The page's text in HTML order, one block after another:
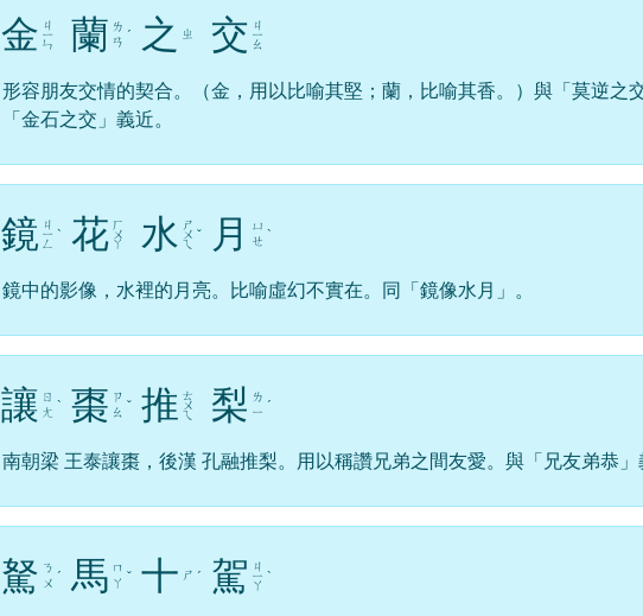
金 ㄐ
ㄧ
ㄣ 蘭 ㄌ
ㄢ ˊ 之 ㄓ 交 ㄐ
ㄧ
ㄠ
形容朋友交情的契合。（金，用以比喻其堅；蘭，比喻其香。）與「莫逆之交
「金石之交」義近。
鏡 ㄐ
ㄧ
ㄥ
ˋ 花 ㄏ
ㄨ
ㄚ 水 ㄕ
ㄨ
ㄟ
ˇ 月
ㄩ
ㄝ ˋ
鏡中的影像，水裡的月亮。比喻虛幻不實在。同「鏡像水月」。
讓 ㄖ
ㄤ ˋ 棗 ㄗ
ㄠ ˇ 推 ㄊ
ㄨ
ㄟ 梨 ㄌ
ㄧ ˊ
南朝梁 王泰讓棗，後漢 孔融推梨。用以稱讚兄弟之間友愛。與「兄友弟恭」
駑 ㄋ
ㄨ ˊ 馬 ㄇ
ㄚ ˇ 十 ㄕ ˊ 駕 ㄐ
ㄧ
ㄚ
ˋ